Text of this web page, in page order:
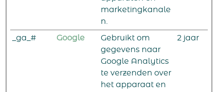
marketingkanale
n.
_ga_# Google
Gebruikt om
gegevens naar
Google Analytics
te verzenden over
het apparaat en
2 jaar